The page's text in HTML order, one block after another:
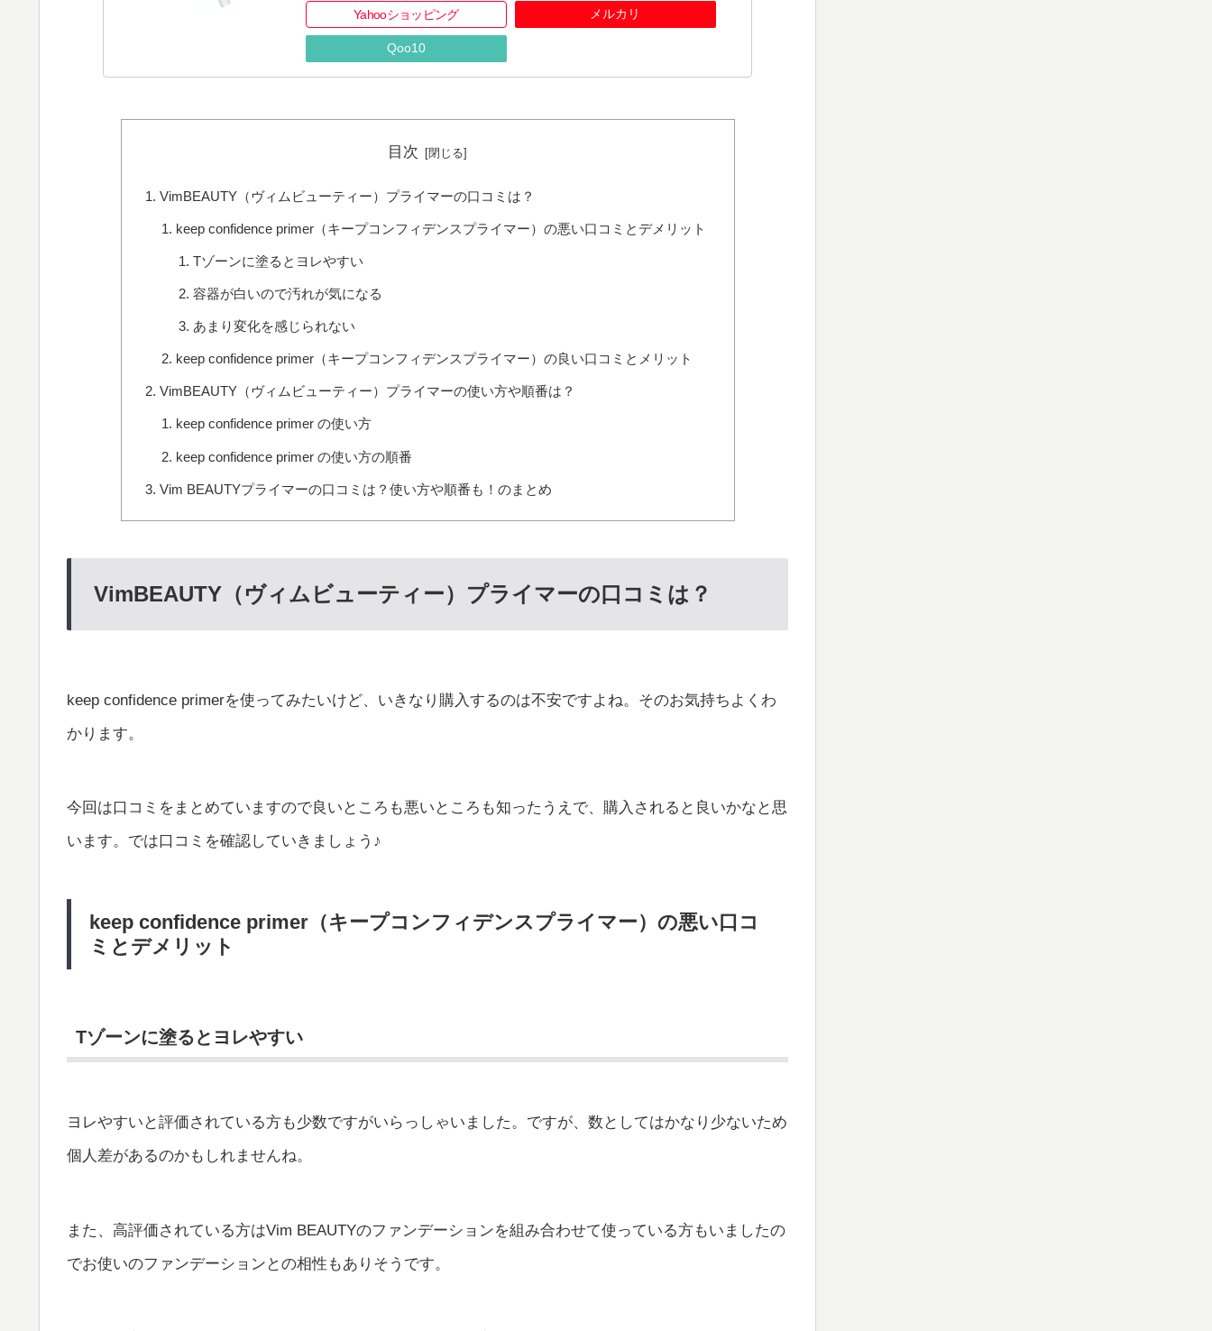
Yahooショッピング メルカリ
Qoo10
目次
VimBEAUTY（ヴィムビューティー）プライマーの口コミは？
keep confidence primer（キープコンフィデンスプライマー）の悪い口コミとデメリット
Tゾーンに塗るとヨレやすい
容器が白いので汚れが気になる
あまり変化を感じられない
keep confidence primer（キープコンフィデンスプライマー）の良い口コミとメリット
VimBEAUTY（ヴィムビューティー）プライマーの使い方や順番は？
keep confidence primer の使い方
keep confidence primer の使い方の順番
Vim BEAUTYプライマーの口コミは？使い方や順番も！のまとめ
VimBEAUTY（ヴィムビューティー）プライマーの口コミは？
keep confidence primerを使ってみたいけど、いきなり購入するのは不安ですよね。そのお気持ちよくわ
かります。
今回は口コミをまとめていますので良いところも悪いところも知ったうえで、購入されると良いかなと思
います。では口コミを確認していきましょう♪
keep confidence primer（キープコンフィデンスプライマー）の悪い口コ
ミとデメリット
Tゾーンに塗るとヨレやすい
ヨレやすいと評価されている方も少数ですがいらっしゃいました。ですが、数としてはかなり少ないため
個人差があるのかもしれませんね。
また、高評価されている方はVim BEAUTYのファンデーションを組み合わせて使っている方もいましたの
でお使いのファンデーションとの相性もありそうです。